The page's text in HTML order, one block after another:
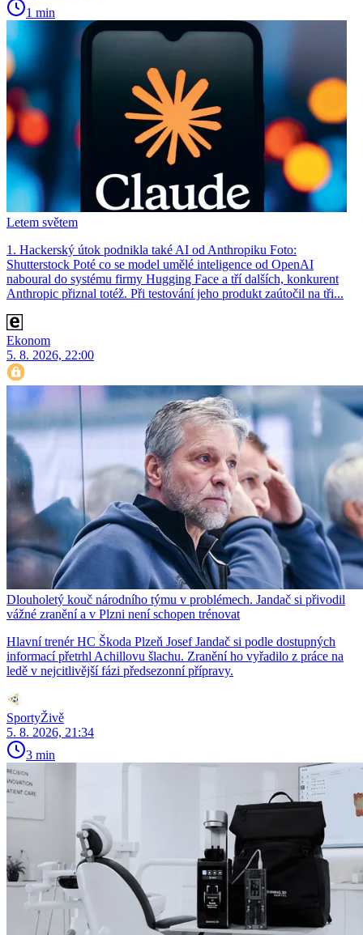
1 min
Letem světem
1. Hackerský útok podnikla také AI od Anthropiku Foto:
Shutterstock Poté co se model umělé inteligence od OpenAI
naboural do systému firmy Hugging Face a tří dalších, konkurent
Anthro­pic přiznal totéž. Při testování jeho produkt zaútočil na tři...
Ekonom
5. 8. 2026, 22:00
Dlouholetý kouč národního týmu v problémech. Jandač si přivodil
vážné zranění a v Plzni není schopen trénovat
Hlavní trenér HC Škoda Plzeň Josef Jandač si podle dostupných
informací přetrhl Achillovu šlachu. Zranění ho vyřadilo z práce na
ledě v nejcitlivější fázi předsezonní přípravy.
SportyŽivě
5. 8. 2026, 21:34
3 min